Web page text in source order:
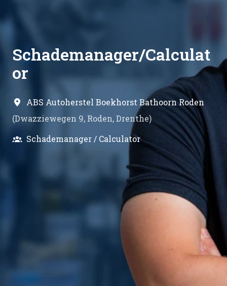
Schademanager/Calculat
or
ABS Autoherstel Boekhorst Bathoorn Roden
(Dwazziewegen 9, Roden,Drenthe)
Schademanager / Calculator